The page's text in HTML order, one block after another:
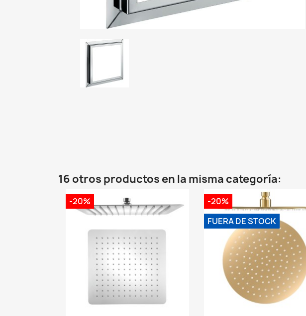
16 otros productos en la misma categoría:
-20%
-20%
FUERA DE STOCK